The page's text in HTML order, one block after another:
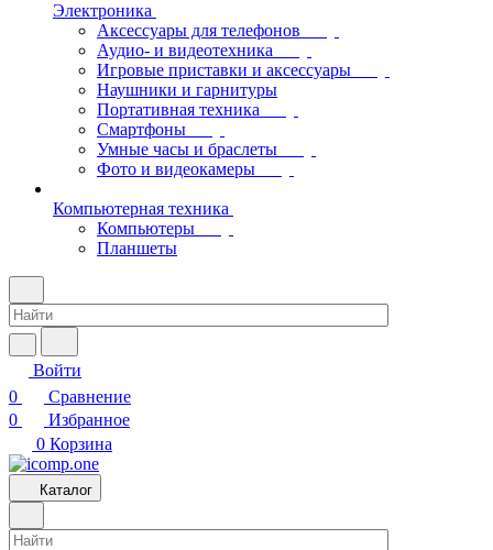
Электроника
Аксессуары для телефонов
Аудио- и видеотехника
Игровые приставки и аксессуары
Наушники и гарнитуры
Портативная техника
Смартфоны
Умные часы и браслеты
Фото и видеокамеры
Компьютерная техника
Компьютеры
Планшеты
Войти
0
Сравнение
0
Избранное
0 Корзина
Каталог